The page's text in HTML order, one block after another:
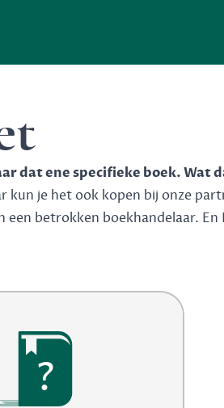
dat ene specifieke boek. Wat
je het ook kopen bij onze
betrokken boekhandelaar.
?